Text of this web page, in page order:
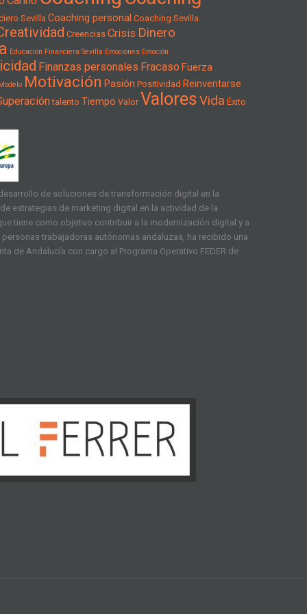
Sevilla Coaching personal Coaching Sevilla
Creencias Crisis Dinero
Educación Financiera Sevilla Emociones Emoción
Finanzas personales Fracaso Fuerza
Motivación Pasión Positividad Reinventarse
talento Tiempo Valor ValoresVida Éxito
de soluciones de transformación digital en la
estrategias de marketing digital en la actividad de la
tiene como objetivo contribuir a la modernización digital y a
trabajadoras autónomas andaluzas, ha recibido una
de Andalucía con cargo al Programa Operativo FEDER de